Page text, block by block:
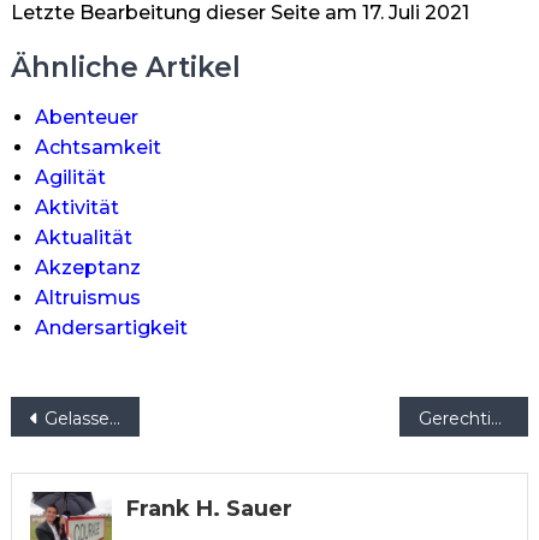
Letzte Bearbeitung dieser Seite am 17. Juli 2021
Ähnliche Artikel
Abenteuer
Achtsamkeit
Agilität
Aktivität
Aktualität
Akzeptanz
Altruismus
Andersartigkeit
Beitragsnavigation
Gelassenheit Gerechtigkeit
Frank H. Sauer